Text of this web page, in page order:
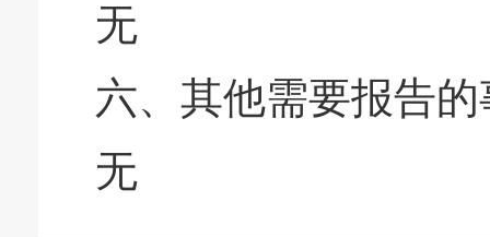
无
六、其他需要报告的
无